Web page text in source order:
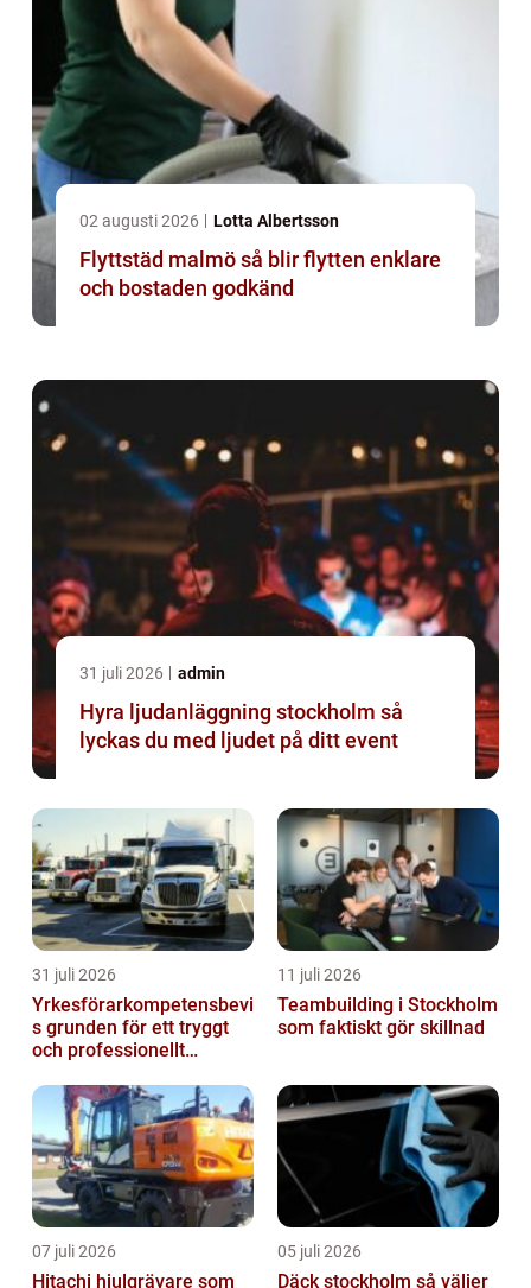
02 augusti 2026 Lotta Albertsson
Flyttstäd malmö så blir flytten enklare
och bostaden godkänd
31 juli 2026 admin
Hyra ljudanläggning stockholm så
lyckas du med ljudet på ditt event
31 juli 2026
Yrkesförarkompetensbevi
s grunden för ett tryggt
och professionellt
11 juli 2026
Teambuilding i Stockholm
som faktiskt gör skillnad
07 juli 2026
Hitachi hjulgrävare som
05 juli 2026
Däck stockholm så väljer